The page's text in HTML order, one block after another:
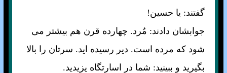
گفتند: يا حسين!
جوابشان دادند: مُرد. چهارده قرن هم بيشتر می
شود که مرده است. دير رسيده ايد. سرتان را بالا
بگيريد و ببينيد: شما در اسارتگاه يزيديد.